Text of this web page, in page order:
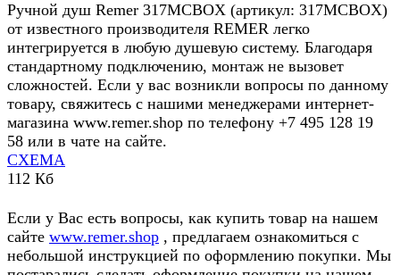
Ручной душ Remer 317MCBOX (артикул: 317MCBOX)
от известного производителя REMER легко
интегрируется в любую душевую систему. Благодаря
стандартному подключению, монтаж не вызовет
сложностей. Если у вас возникли вопросы по данному
товару, свяжитесь с нашими менеджерами интернет-
магазина www.remer.shop по телефону +7 495 128 19
58 или в чате на сайте.
СХЕМА
112 Кб
Если у Вас есть вопросы, как купить товар на нашем
сайте www.remer.shop , предлагаем ознакомиться с
небольшой инструкцией по оформлению покупки. Мы